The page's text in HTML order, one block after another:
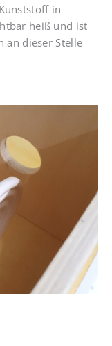
in
heiß und ist
an dieser Stelle